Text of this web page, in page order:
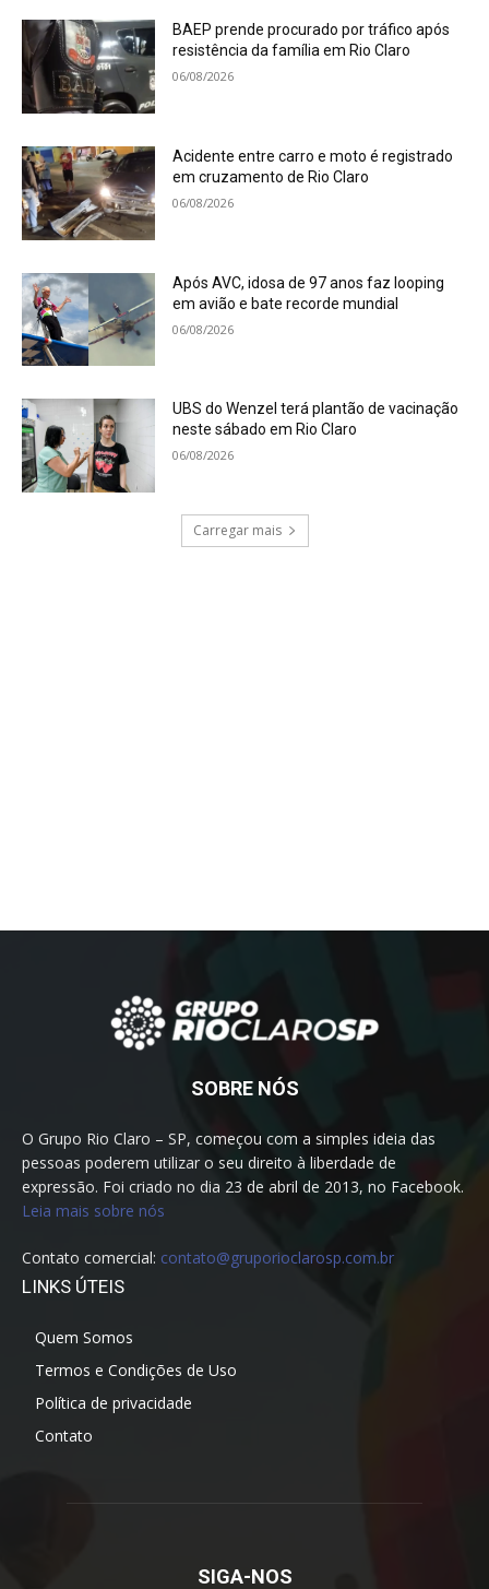
BAEP prende procurado por tráfico após
resistência da família em Rio Claro
06/08/2026
Acidente entre carro e moto é registrado
em cruzamento de Rio Claro
06/08/2026
Após AVC, idosa de 97 anos faz looping
em avião e bate recorde mundial
06/08/2026
UBS do Wenzel terá plantão de vacinação
neste sábado em Rio Claro
06/08/2026
Carregar mais
SOBRE NÓS
O Grupo Rio Claro – SP, começou com a simples ideia das
pessoas poderem utilizar o seu direito à liberdade de
expressão. Foi criado no dia 23 de abril de 2013, no Facebook.
Leia mais sobre nós
Contato comercial: contato@gruporioclarosp.com.br
LINKS ÚTEIS
Quem Somos
Termos e Condições de Uso
Política de privacidade
Contato
SIGA-NOS